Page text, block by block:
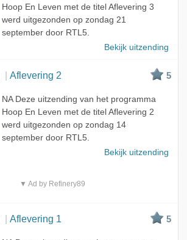
Hoop En Leven met de titel Aflevering 3
werd uitgezonden op zondag 21
september door RTL5.
Bekijk uitzending
Aflevering 2 5
NA Deze uitzending van het programma
Hoop En Leven met de titel Aflevering 2
werd uitgezonden op zondag 14
september door RTL5.
Bekijk uitzending
▼ Ad by Refinery89
Aflevering 1 5